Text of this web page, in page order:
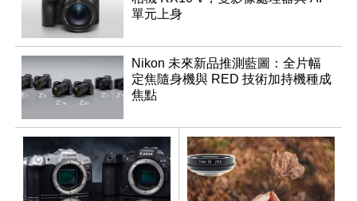
單元上身
Nikon 未來新品推測藍圖：全片幅
定焦隨身機與 RED 技術加持機種成
焦點